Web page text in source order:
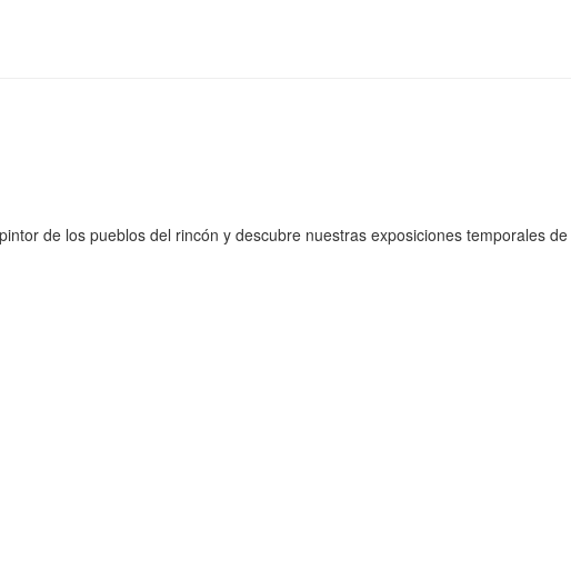
de los pueblos del rincón y descubre nuestras exposiciones temporales